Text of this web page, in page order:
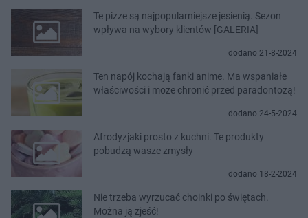
Te pizze są najpopularniejsze jesienią. Sezon
wpływa na wybory klientów [GALERIA]
dodano 21-8-2024
Ten napój kochają fanki anime. Ma wspaniałe
właściwości i może chronić przed paradontozą!
dodano 24-5-2024
Afrodyzjaki prosto z kuchni. Te produkty
pobudzą wasze zmysły
dodano 18-2-2024
Nie trzeba wyrzucać choinki po świętach.
Można ją zjeść!